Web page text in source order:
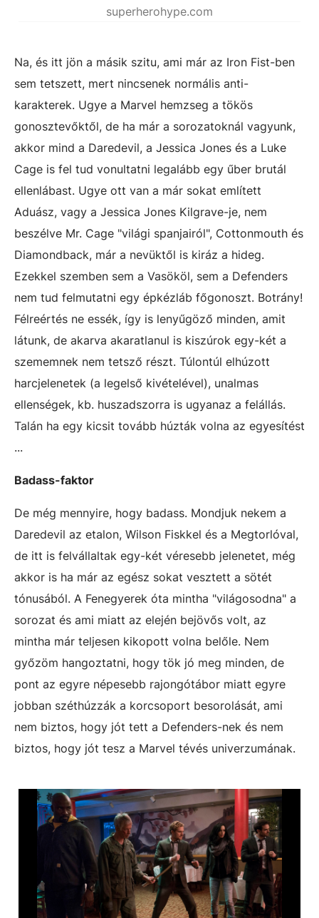
superherohype.com
Na, és itt jön a másik szitu, ami már az Iron Fist-ben
sem tetszett, mert nincsenek normális anti-
karakterek. Ugye a Marvel hemzseg a tökös
gonosztevőktől, de ha már a sorozatoknál vagyunk,
akkor mind a Daredevil, a Jessica Jones és a Luke
Cage is fel tud vonultatni legalább egy űber brutál
ellenlábast. Ugye ott van a már sokat említett
Aduász, vagy a Jessica Jones Kilgrave-je, nem
beszélve Mr. Cage "világi spanjairól", Cottonmouth és
Diamondback, már a nevüktől is kiráz a hideg.
Ezekkel szemben sem a Vasököl, sem a Defenders
nem tud felmutatni egy épkézláb főgonoszt. Botrány!
Félreértés ne essék, így is lenyűgöző minden, amit
látunk, de akarva akaratlanul is kiszúrok egy-két a
szememnek nem tetsző részt. Túlontúl elhúzott
harcjelenetek (a legelső kivételével), unalmas
ellenségek, kb. huszadszorra is ugyanaz a felállás.
Talán ha egy kicsit tovább húzták volna az egyesítést
...
Badass-faktor
De még mennyire, hogy badass. Mondjuk nekem a
Daredevil az etalon, Wilson Fiskkel és a Megtorlóval,
de itt is felvállaltak egy-két véresebb jelenetet, még
akkor is ha már az egész sokat vesztett a sötét
tónusából. A Fenegyerek óta mintha "világosodna" a
sorozat és ami miatt az elején bejövős volt, az
mintha már teljesen kikopott volna belőle. Nem
győzöm hangoztatni, hogy tök jó meg minden, de
pont az egyre népesebb rajongótábor miatt egyre
jobban széthúzzák a korcsoport besorolását, ami
nem biztos, hogy jót tett a Defenders-nek és nem
biztos, hogy jót tesz a Marvel tévés univerzumának.